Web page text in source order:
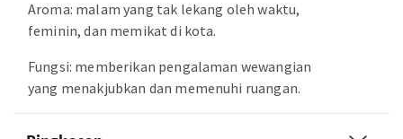
Aroma: malam yang tak lekang oleh waktu,
feminin, dan memikat di kota.
Fungsi: memberikan pengalaman wewangian
yang menakjubkan dan memenuhi ruangan.